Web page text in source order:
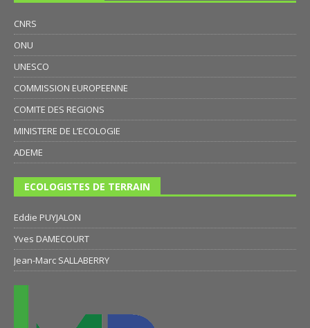
CNRS
ONU
UNESCO
COMMISSION EUROPEENNE
COMITE DES REGIONS
MINISTERE DE L’ECOLOGIE
ADEME
ECOLOGISTES DE TERRAIN
Eddie PUYJALON
Yves DAMECOURT
Jean-Marc SALLABERRY